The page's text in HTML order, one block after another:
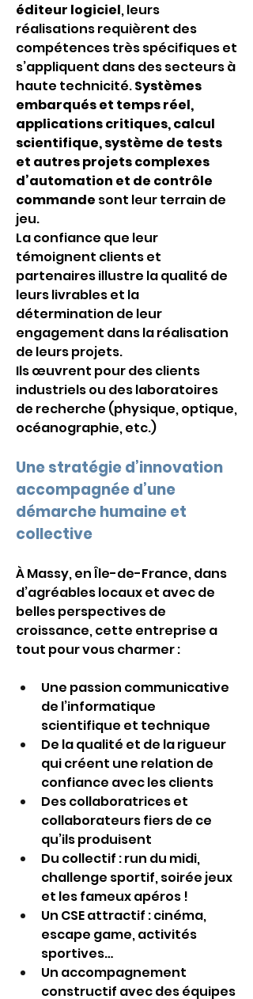
éditeur logiciel, leurs
réalisations requièrent des
compétences très spécifiques et
s’appliquent dans des secteurs à
haute technicité. Systèmes
embarqués et temps réel,
applications critiques, calcul
scientifique, système de tests
et autres projets complexes
d’automation et de contrôle
commande sont leur terrain de
jeu.
La confiance que leur
témoignent clients et
partenaires illustre la qualité de
leurs livrables et la
détermination de leur
engagement dans la réalisation
de leurs projets.
Ils œuvrent pour des clients
industriels ou des laboratoires
de recherche (physique, optique,
océanographie, etc.)
Une stratégie d’innovation
accompagnée d’une
démarche humaine et
collective
À Massy, en Île-de-France, dans
d’agréables locaux et avec de
belles perspectives de
croissance, cette entreprise a
tout pour vous charmer :
Une passion communicative
de l’informatique
scientifique et technique
De la qualité et de la rigueur
qui créent une relation de
confiance avec les clients
Des collaboratrices et
collaborateurs fiers de ce
qu’ils produisent
Du collectif : run du midi,
challenge sportif, soirée jeux
et les fameux apéros !
Un CSE attractif : cinéma,
escape game, activités
sportives…
Un accompagnement
constructif avec des équipes